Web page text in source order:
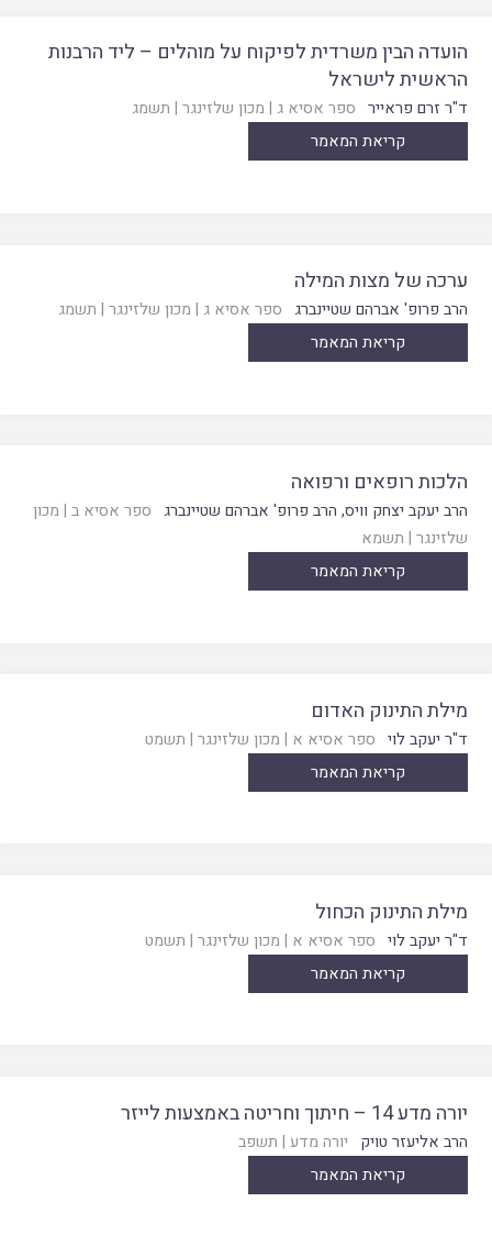
הועדה הבין משרדית לפיקוח על מוהלים – ליד הרבנות
הראשית לישראל
ד"ר זרם פראייר ספר אסיא ג | מכון שלזינגר | תשמג
קריאת המאמר
ערכה של מצות המילה
הרב פרופ' אברהם שטיינברג ספר אסיא ג | מכון שלזינגר | תשמג
קריאת המאמר
הלכות רופאים ורפואה
הרב יעקב יצחק וויס, הרב פרופ' אברהם שטיינברג ספר אסיא ב | מכון
שלזינגר | תשמא
קריאת המאמר
מילת התינוק האדום
ד"ר יעקב לוי ספר אסיא א | מכון שלזינגר | תשמט
קריאת המאמר
מילת התינוק הכחול
ד"ר יעקב לוי ספר אסיא א | מכון שלזינגר | תשמט
קריאת המאמר
יורה מדע 14 – חיתוך וחריטה באמצעות לייזר
הרב אליעזר טויק יורה מדע | תשפב
קריאת המאמר